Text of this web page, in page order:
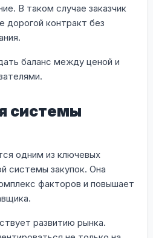
В таком случае заказчик
дорогой контракт без
баланс между ценой и
системы
одним из ключевых
системы закупок. Она
факторов и повышает
развитию рынка.